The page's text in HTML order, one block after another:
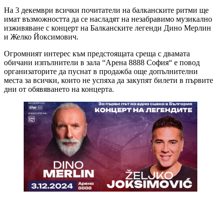
На 3 декември всички почитатели на балканските ритми ще
имат възможността да се насладят на незабравимо музикално
изживяване с концерт на Балканските легенди Дино Мерлин
и Желко Йоксимович.
Огромният интерес към предстоящата среща с двамата
обичани изпълнители в зала “Арена 8888 София“ е повод
организаторите да пуснат в продажба още допълнителни
места за всички, които не успяха да закупят билети в първите
дни от обявяването на концерта.